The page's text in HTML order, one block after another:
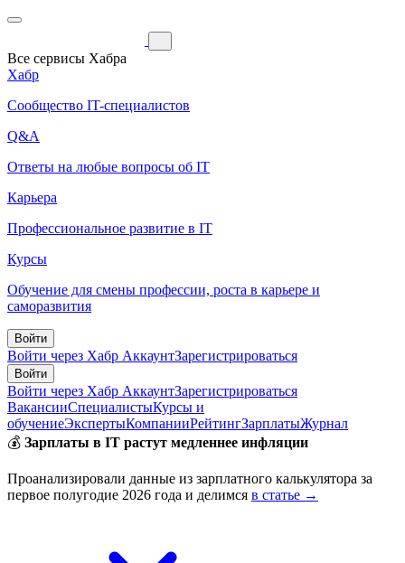
Все сервисы Хабра
Хабр
Сообщество IT-специалистов
Q&A
Ответы на любые вопросы об IT
Карьера
Профессиональное развитие в IT
Курсы
Обучение для смены профессии, роста в карьере и
саморазвития
Войти
Войти через Хабр АккаунтЗарегистрироваться
Войти
Войти через Хабр АккаунтЗарегистрироваться
ВакансииСпециалистыКурсы и
обучениеЭкспертыКомпанииРейтингЗарплатыЖурнал
💰 Зарплаты в IT растут медленнее инфляции
Проанализировали данные из зарплатного калькулятора за
первое полугодие 2026 года и делимся в статье →